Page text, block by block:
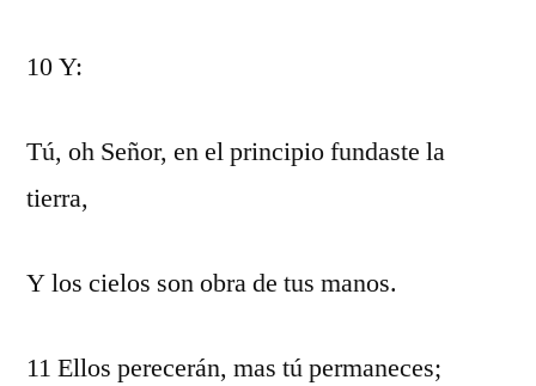
10 Y:
Tú, oh Señor, en el principio fundaste la
tierra,
Y los cielos son obra de tus manos.
11 Ellos perecerán, mas tú permaneces;